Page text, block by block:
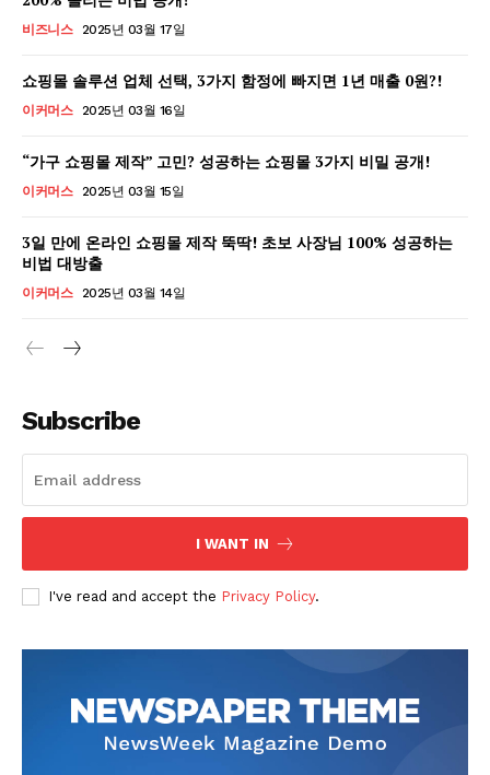
GB leader
SUBSCRIBE NOW
Company
비즈니스 2025년 03월 17일
쇼핑몰 솔루션 업체 선택, 3가지 함정에 빠지면 1년 매출 0원?!
이커머스 2025년 03월 16일
“가구 쇼핑몰 제작” 고민? 성공하는 쇼핑몰 3가지 비밀 공개!
이커머스 2025년 03월 15일
3일 만에 온라인 쇼핑몰 제작 뚝딱! 초보 사장님 100% 성공하는
비법 대방출
이커머스 2025년 03월 14일
Subscribe
I WANT IN
I've read and accept the Privacy Policy.